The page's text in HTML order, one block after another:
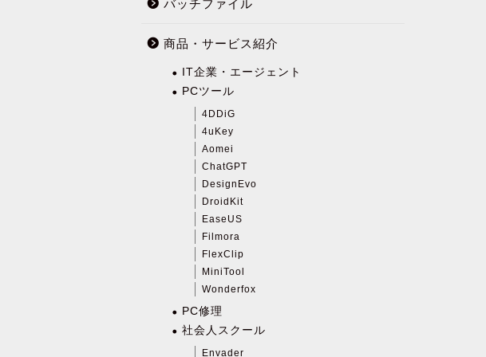
バッチファイル
商品・サービス紹介
IT企業・エージェント
PCツール
4DDiG
4uKey
Aomei
ChatGPT
DesignEvo
DroidKit
EaseUS
Filmora
FlexClip
MiniTool
Wonderfox
PC修理
社会人スクール
Envader